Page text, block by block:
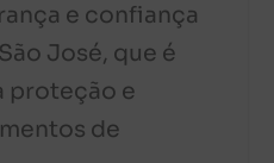
e confiança
José, que é
proteção e
de